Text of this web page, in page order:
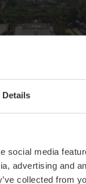
Details
social media
advertising and
collected from